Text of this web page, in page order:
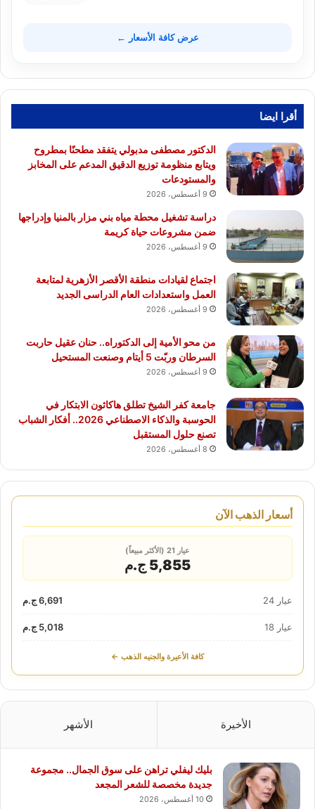
عرض كافة الأسعار ←
أقرا ايضا
الدكتور مصطفى مدبولي يتفقد مطحنًا بمطروح
ويتابع منظومة توزيع الدقيق المدعم على المخابز
والمستودعات
9 أغسطس، 2026
دراسة تشغيل محطة مياه بني مزار بالمنيا وإدراجها
ضمن مشروعات حياة كريمة
9 أغسطس، 2026
اجتماع لقيادات منطقة الأقصر الأزهرية لمتابعة
العمل واستعدادات العام الدراسى الجديد
9 أغسطس، 2026
من محو الأمية إلى الدكتوراه.. حنان عقيل حاربت
السرطان وربّت 5 أيتام وصنعت المستحيل
9 أغسطس، 2026
جامعة كفر الشيخ تطلق هاكاثون الابتكار في
الحوسبة والذكاء الاصطناعي 2026.. أفكار الشباب
تصنع حلول المستقبل
8 أغسطس، 2026
أسعار الذهب الآن
عيار 21 (الأكثر مبيعاً)
5,855 ج.م
عيار 24 6,691 ج.م
عيار 18 5,018 ج.م
كافة الأعيرة والجنيه الذهب ←
الأخيرة الأشهر
بليك ليفلي تراهن على سوق الجمال.. مجموعة
جديدة مخصصة للشعر المجعد
10 أغسطس، 2026